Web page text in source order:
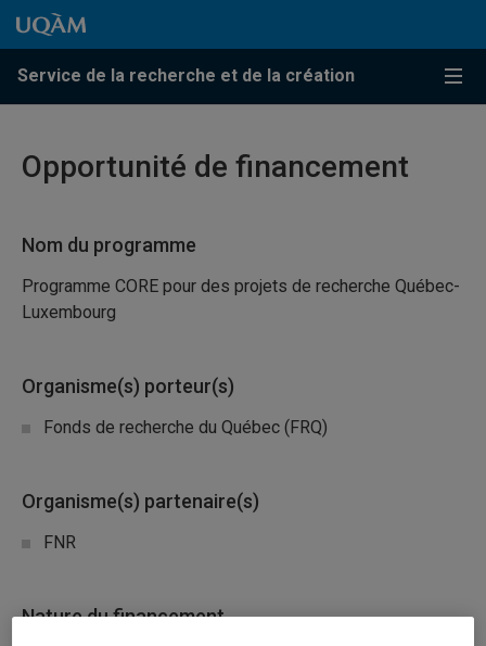
Passer au contenu
Accéder au menu principal
Accéder à la recherche
Passer au contenu
Accéder au menu principal
Service de la recherche et de la création
Menu
Opportunité de financement
Nom du programme
Programme CORE pour des projets de recherche Québec-
Luxembourg
Organisme(s) porteur(s)
Fonds de recherche du Québec (FRQ)
Organisme(s) partenaire(s)
FNR
Nature du financement